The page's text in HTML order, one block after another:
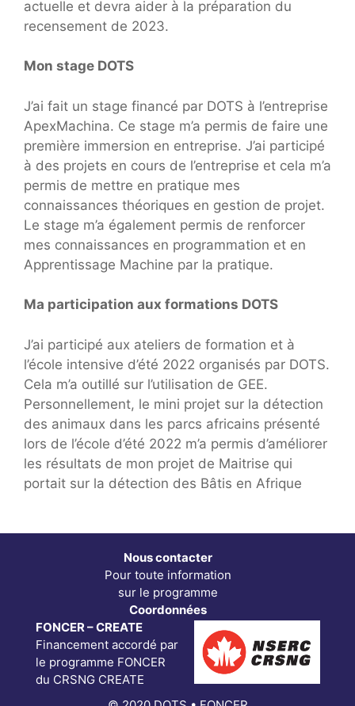
actuelle et devra aider à la préparation du
recensement de 2023.
Mon stage DOTS
J’ai fait un stage financé par DOTS à l’entreprise
ApexMachina. Ce stage m’a permis de faire une
première immersion en entreprise. J’ai participé
à des projets en cours de l’entreprise et cela m’a
permis de mettre en pratique mes
connaissances théoriques en gestion de projet.
Le stage m’a également permis de renforcer
mes connaissances en programmation et en
Apprentissage Machine par la pratique.
Ma participation aux formations DOTS
J’ai participé aux ateliers de formation et à
l’école intensive d’été 2022 organisés par DOTS.
Cela m’a outillé sur l’utilisation de GEE.
Personnellement, le mini projet sur la détection
des animaux dans les parcs africains présenté
lors de l’école d’été 2022 m’a permis d’améliorer
les résultats de mon projet de Maitrise qui
portait sur la détection des Bâtis en Afrique
Nous contacter
Pour toute information
sur le programme
Coordonnées
FONCER – CREATE
Financement accordé par
le programme FONCER
du CRSNG CREATE